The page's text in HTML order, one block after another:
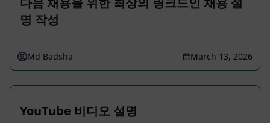
명 작성
Md Badsha March 13, 2026
YouTube 비디오 설명